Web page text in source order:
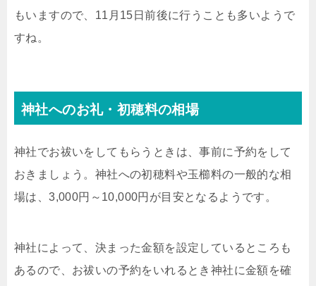
もいますので、11月15日前後に行うことも多いようで
すね。
神社へのお礼・初穂料の相場
神社でお祓いをしてもらうときは、事前に予約をして
おきましょう。神社への初穂料や玉櫛料の一般的な相
場は、3,000円～10,000円が目安となるようです。
神社によって、決まった金額を設定しているところも
あるので、お祓いの予約をいれるとき神社に金額を確